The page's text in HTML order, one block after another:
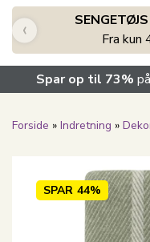
Fra kun
‹
Spar op til 73%
Forside » Indretning »
SPAR 44%